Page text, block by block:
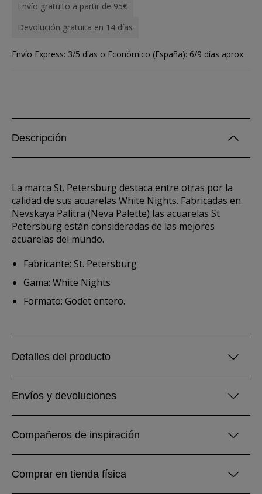
Envío gratuito a partir de 95€
Devolución gratuita en 14 días
Envío Express: 3/5 días o Económico (España): 6/9 días aprox.
Descripción
La marca St. Petersburg destaca entre otras por la
calidad de sus acuarelas White Nights. Fabricadas en
Nevskaya Palitra (Neva Palette) las acuarelas St
Petersburg están consideradas de las mejores
acuarelas del mundo.
Fabricante: St. Petersburg
Gama: White Nights
Formato: Godet entero.
Detalles del producto
Envíos y devoluciones
Compañeros de inspiración
Comprar en tienda física